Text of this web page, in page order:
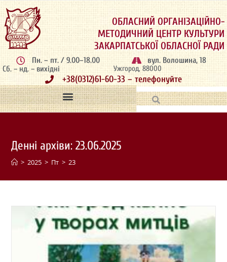
ОБЛАСНИЙ ОРГАНІЗАЦІЙНО-
МЕТОДИЧНИЙ ЦЕНТР КУЛЬТУРИ
ЗАКАРПАТСЬКОЇ ОБЛАСНОЇ РАДИ
Пн. – пт. / 9.00–18.00
Сб. – нд. – вихідні
вул. Волошина, 18
Ужгород, 88000
+38(0312)61-60-33 – телефонуйте
Денні архіви: 23.06.2025
> 2025 > Пт > 23